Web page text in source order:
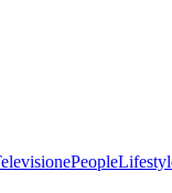
People